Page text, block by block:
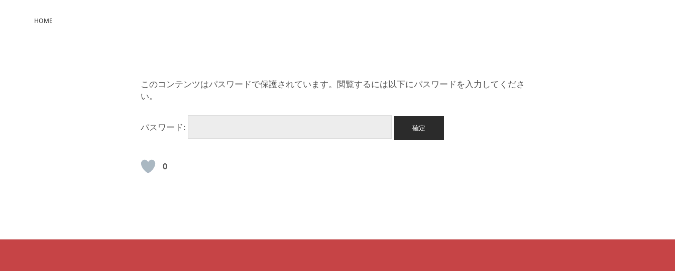
HOME
このコンテンツはパスワードで保護されています。閲覧するには以下にパスワードを入力してくださ
い。
パスワード:
0